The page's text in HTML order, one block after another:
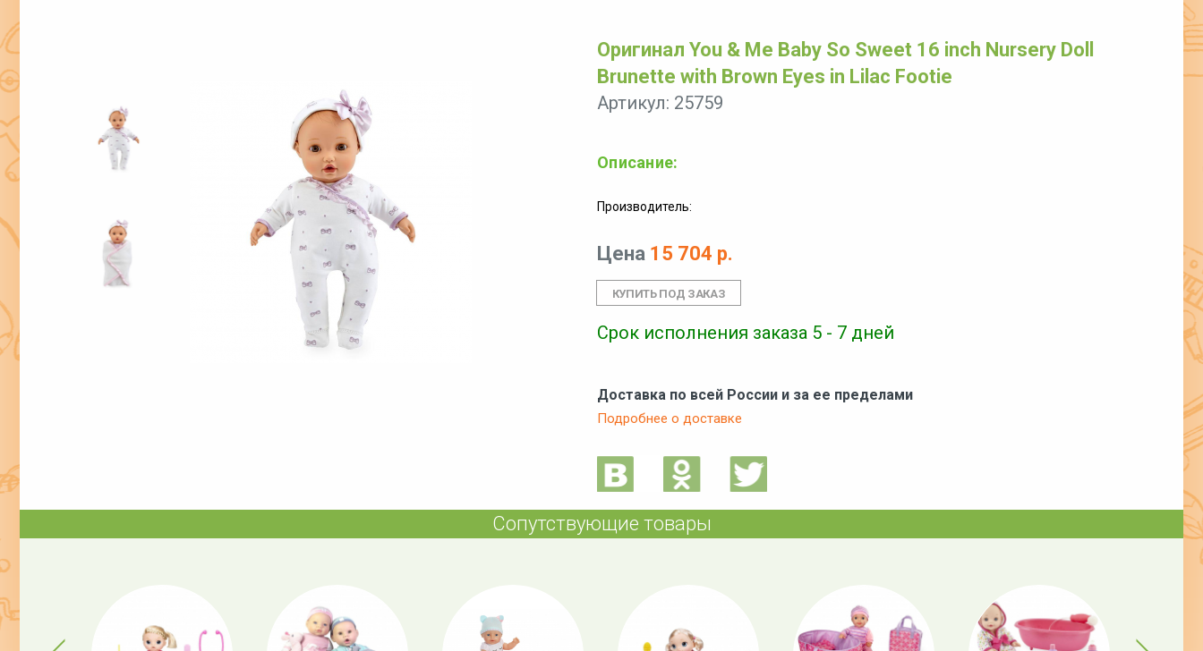
Оригинал You & Me Baby So Sweet 16 inch Nursery Doll
Brunette with Brown Eyes in Lilac Footie
Артикул: 25759
Описание:
Производитель:
Цена 15 704 р.
Срок исполнения заказа 5 - 7 дней
Доставка по всей России и за ее пределами
Подробнее о доставке
Сопутствующие товары